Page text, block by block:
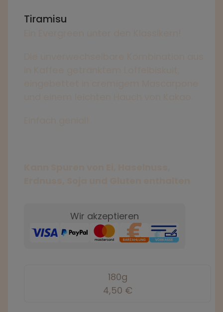
Tiramisu
Wir akzeptieren
180g
4,50 €